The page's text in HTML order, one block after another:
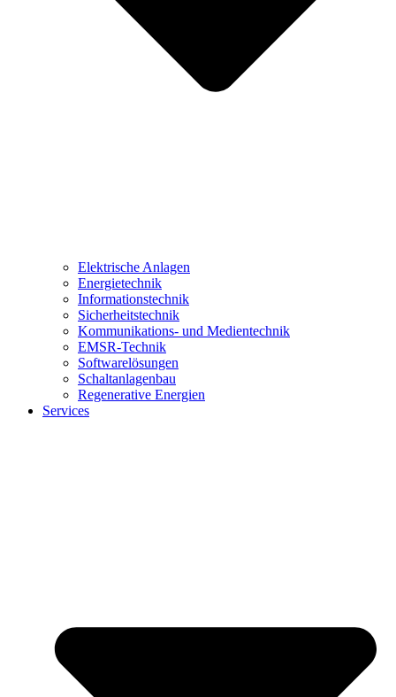
Elektrische Anlagen
Energietechnik
Informationstechnik
Sicherheitstechnik
Kommunikations- und Medientechnik
EMSR-Technik
Softwarelösungen
Schaltanlagenbau
Regenerative Energien
Services